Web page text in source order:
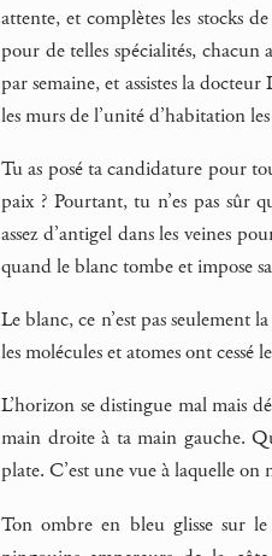
attente, et complètes les stocks
pour de telles spécialités, chacun
par semaine, et assistes la
les murs de l’unité d’habitation
Tu as posé ta candidature pour
paix ? Pourtant, tu n’es pas sûr
assez d’antigel dans les veines
quand le blanc tombe et impose
Le blanc, ce n’est pas seulement
les molécules et atomes ont
L’horizon se distingue mal mais
main droite à ta main gauche.
plate. C’est une vue à laquelle on
Ton ombre en bleu glisse sur le